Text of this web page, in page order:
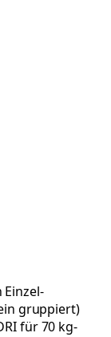
Einzel-
gruppiert)
für 70 kg-